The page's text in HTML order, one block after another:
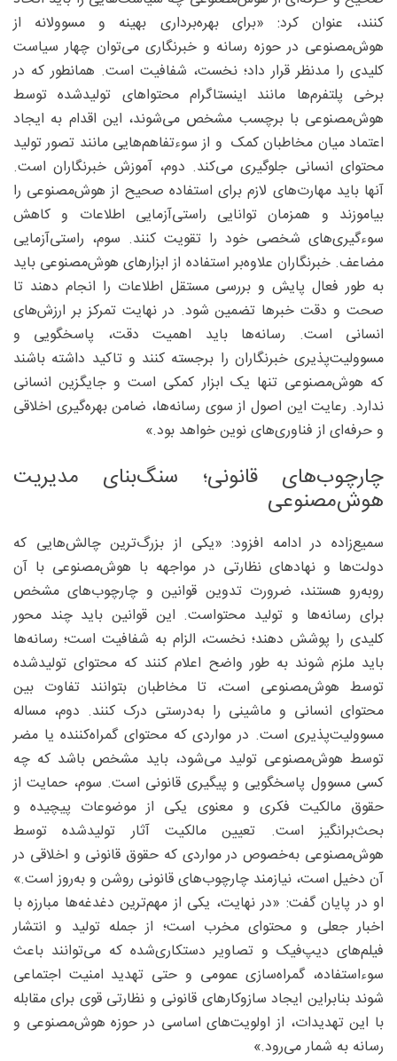
کنند، عنوان کرد: «برای بهره‌برداری بهینه و مسوولانه از
هوش‌مصنوعی در حوزه رسانه و خبرنگاری می‌توان چهار سیاست
کلیدی را مدنظر قرار داد؛ نخست، شفافیت است. همانطور که در
برخی پلتفرم‌ها مانند اینستاگرام محتواهای تولیدشده توسط
هوش‌مصنوعی با برچسب مشخص می‌شوند، این اقدام به ایجاد
اعتماد میان مخاطبان کمک و از سوءتفاهم‌هایی مانند تصور تولید
محتوای انسانی جلوگیری می‌کند. دوم، آموزش خبرنگاران است.
آنها باید مهارت‌های لازم برای استفاده صحیح از هوش‌مصنوعی را
بیاموزند و همزمان توانایی راستی‌آزمایی اطلاعات و کاهش
سوءگیری‌های شخصی خود را تقویت کنند. سوم، راستی‌آزمایی
مضاعف. خبرنگاران علاوه‌بر استفاده از ابزارهای هوش‌مصنوعی باید
به طور فعال پایش و بررسی مستقل اطلاعات را انجام دهند تا
صحت و دقت خبرها تضمین شود. در نهایت تمرکز بر ارزش‌های
انسانی است. رسانه‌ها باید اهمیت دقت، پاسخگویی و
مسوولیت‌پذیری خبرنگاران را برجسته کنند و تاکید داشته باشند
که هوش‌مصنوعی تنها یک ابزار کمکی است و جایگزین انسانی
ندارد. رعایت این اصول از سوی رسانه‌ها، ضامن بهره‌گیری اخلاقی
و حرفه‌ای از فناوری‌های نوین خواهد بود.»
چارچوب‌های قانونی؛ سنگ‌بنای مدیریت
هوش‌مصنوعی
سمیع‌زاده در ادامه افزود: «یکی از بزرگ‌ترین چالش‌هایی که
دولت‌ها و نهادهای نظارتی در مواجهه با هوش‌مصنوعی با آن
روبه‌رو هستند، ضرورت تدوین قوانین و چارچوب‌های مشخص
برای رسانه‌ها و تولید محتواست. این قوانین باید چند محور
کلیدی را پوشش دهند؛ نخست، الزام به شفافیت است؛ رسانه‌ها
باید ملزم شوند به طور واضح اعلام کنند که محتوای تولیدشده
توسط هوش‌مصنوعی است، تا مخاطبان بتوانند تفاوت بین
محتوای انسانی و ماشینی را به‌درستی درک کنند. دوم، مساله
مسوولیت‌پذیری است. در مواردی که محتوای گمراه‌کننده یا مضر
توسط هوش‌مصنوعی تولید می‌شود، باید مشخص باشد که چه
کسی مسوول پاسخگویی و پیگیری قانونی است. سوم، حمایت از
حقوق مالکیت فکری و معنوی یکی از موضوعات پیچیده و
بحث‌برانگیز است. تعیین مالکیت آثار تولیدشده توسط
هوش‌مصنوعی به‌خصوص در مواردی که حقوق قانونی و اخلاقی در
آن دخیل است، نیازمند چارچوب‌های قانونی روشن و به‌روز است.»
او در پایان گفت: «در نهایت، یکی از مهم‌ترین دغدغه‌ها مبارزه با
اخبار جعلی و محتوای مخرب است؛ از جمله تولید و انتشار
فیلم‌های دیپ‌فیک و تصاویر دستکاری‌شده که می‌توانند باعث
سوءاستفاده، گمراه‌سازی عمومی و حتی تهدید امنیت اجتماعی
شوند بنابراین ایجاد سازوکارهای قانونی و نظارتی قوی برای مقابله
با این تهدیدات، از اولویت‌های اساسی در حوزه هوش‌مصنوعی و
رسانه به شمار می‌رود.»